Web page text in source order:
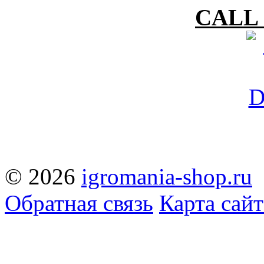
CALL
© 2026 igromania-shop.ru
Обратная связь Карта